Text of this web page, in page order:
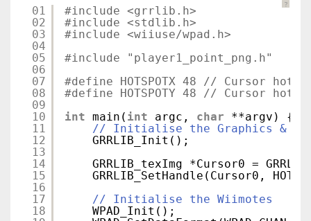
?
01
02
03
04
05
06
07
08
09
10
11
12
13
14
15
16
17
18
#include <grrlib.h>
#include <stdlib.h>
#include <wiiuse/wpad.h>
#include "player1_point_png.h"
#define HOTSPOTX 48 // Cursor
#define HOTSPOTY 48 // Cursor
int main( int argc, char
**argv) {
// Initialise the Graphics &
GRRLIB_Init();
GRRLIB_texImg *Cursor0 =
GRRLIB_SetHandle(Cursor0,
// Initialise the Wiimotes
WPAD_Init();